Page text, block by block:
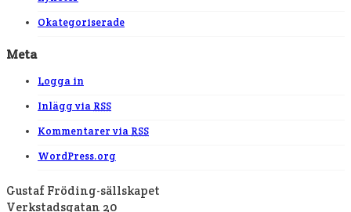
Okategoriserade
Meta
Logga in
Inlägg via RSS
Kommentarer via RSS
WordPress.org
Gustaf Fröding-sällskapet
Verkstadsgatan 20